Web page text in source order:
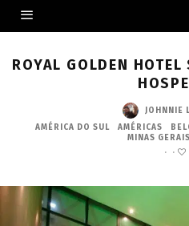
ROYAL GOLDEN
JOHNNIE
AMÉRICA DO SUL
AMÉRICAS
MINAS GERAIS
·
·